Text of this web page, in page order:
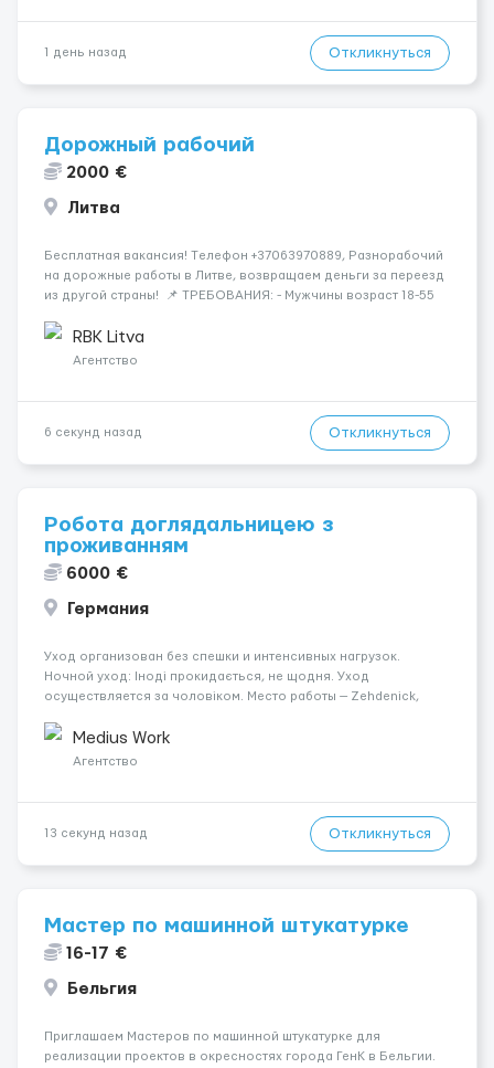
1 день назад Откликнуться
Дорожный рабочий
2000 €
Литва
Бесплатная вакансия! Tелефон +37063970889, Разнорабочий
на дорожные работы в Литве, возвращаем деньги за переезд
из другой страны! 📌 ТРЕБОВАНИЯ: - Мужчины возраст 18-55
💳 ОПЛАТА ТРУДА: - ставка 9 евро/час днем...
RBK Litva
Агентство
6 секунд назад Откликнуться
Робота доглядальницею з
проживанням
6000 €
Германия
Уход организован без спешки и интенсивных нагрузок.
Ночной уход: Іноді прокидається, не щодня. Уход
осуществляется за чоловіком. Место работы — Zehdenick,
деменції. Оплата составляет 1600 €. Мобильность пациента:
Мобіль...
Medius Work
Агентство
13 секунд назад Откликнуться
Мастер по машинной штукатурке
16-17 €
Бельгия
Приглашаем Мастеров по машинной штукатурке для
реализации проектов в окресностях города ГенК в Бельгии.